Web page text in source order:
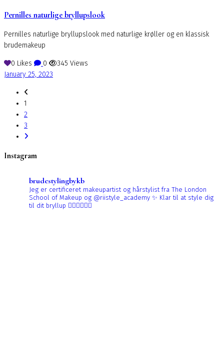
Pernilles naturlige bryllupslook
Pernilles naturlige bryllupslook med naturlige krøller og en klassisk
brudemakeup
0 Likes 0 345 Views
January 25, 2023
1
2
3
Instagram
brudestylingbykb
Jeg er certificeret makeupartist og hårstylist fra The London
School of Makeup og @riistyle_academy ✨ Klar til at style dig
til dit bryllup 👰🏼‍♀️👰🏻‍♀️